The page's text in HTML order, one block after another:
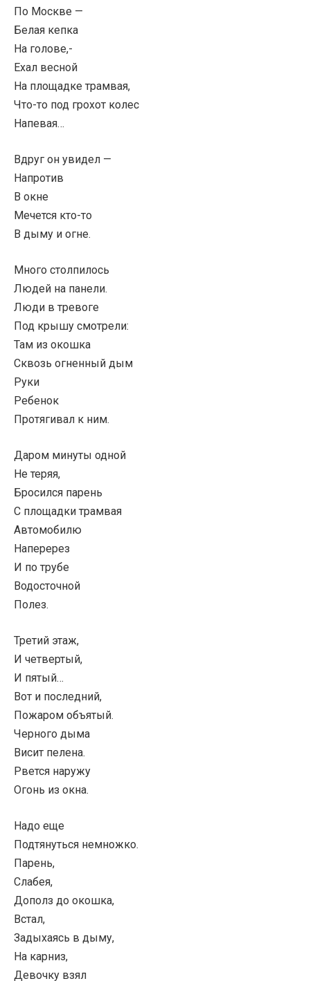
По Москве —
Белая кепка
На голове,-
Ехал весной
На площадке трамвая,
Что-то под грохот колес
Напевая…
Вдруг он увидел —
Напротив
В окне
Мечется кто-то
В дыму и огне.
Много столпилось
Людей на панели.
Люди в тревоге
Под крышу смотрели:
Там из окошка
Сквозь огненный дым
Руки
Ребенок
Протягивал к ним.
Даром минуты одной
Не теряя,
Бросился парень
С площадки трамвая
Автомобилю
Наперерез
И по трубе
Водосточной
Полез.
Третий этаж,
И четвертый,
И пятый…
Вот и последний,
Пожаром объятый.
Черного дыма
Висит пелена.
Рвется наружу
Огонь из окна.
Надо еще
Подтянуться немножко.
Парень,
Слабея,
Дополз до окошка,
Встал,
Задыхаясь в дыму,
На карниз,
Девочку взял